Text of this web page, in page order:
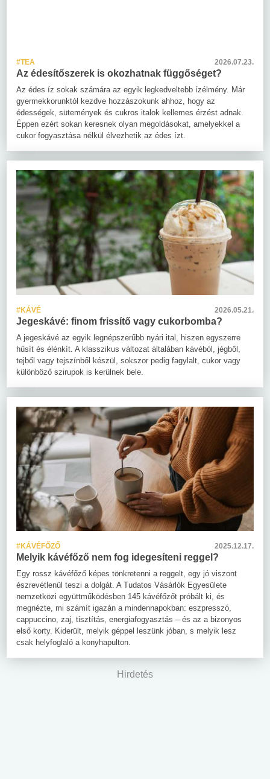
#TEA 2026.07.23.
Az édesítőszerek is okozhatnak függőséget?
Az édes íz sokak számára az egyik legkedveltebb ízélmény. Már
gyermekkorunktól kezdve hozzászokunk ahhoz, hogy az
édességek, sütemények és cukros italok kellemes érzést adnak.
Éppen ezért sokan keresnek olyan megoldásokat, amelyekkel a
cukor fogyasztása nélkül élvezhetik az édes ízt.
#KÁVÉ 2026.05.21.
Jegeskávé: finom frissítő vagy cukorbomba?
A jegeskávé az egyik legnépszerűbb nyári ital, hiszen egyszerre
hűsít és élénkít. A klasszikus változat általában kávéból, jégből,
tejből vagy tejszínből készül, sokszor pedig fagylalt, cukor vagy
különböző szirupok is kerülnek bele.
#KÁVÉFŐZŐ 2025.12.17.
Melyik kávéfőző nem fog idegesíteni reggel?
Egy rossz kávéfőző képes tönkretenni a reggelt, egy jó viszont
észrevétlenül teszi a dolgát. A Tudatos Vásárlók Egyesülete
nemzetközi együttműködésben 145 kávéfőzőt próbált ki, és
megnézte, mi számít igazán a mindennapokban: eszpresszó,
cappuccino, zaj, tisztítás, energiafogyasztás – és az a bizonyos
első korty. Kiderült, melyik géppel leszünk jóban, s melyik lesz
csak helyfoglaló a konyhapulton.
Hirdetés